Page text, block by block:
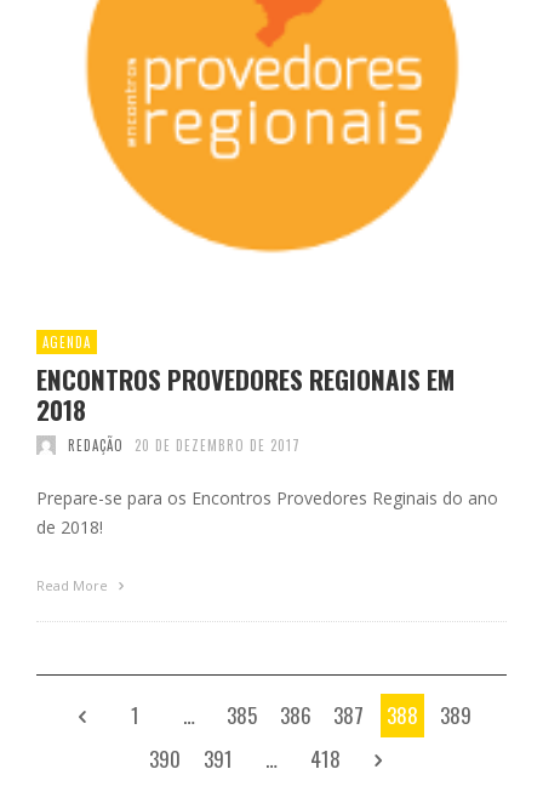
AGENDA
ENCONTROS PROVEDORES REGIONAIS EM
2018
REDAÇÃO 20 DE DEZEMBRO DE 2017
Prepare-se para os Encontros Provedores Reginais do ano
de 2018!
Read More
1 … 385 386 387 388
389
390
391 … 418